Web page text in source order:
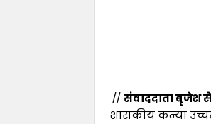
//संवाददाता बृजेश
शासकीय कन्या